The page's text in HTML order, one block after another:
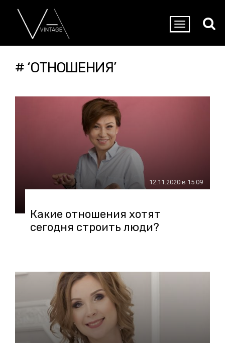
# ‘ОТНОШЕНИЯ’
12.11.2020 в 15:09
Какие отношения хотят
сегодня строить люди?